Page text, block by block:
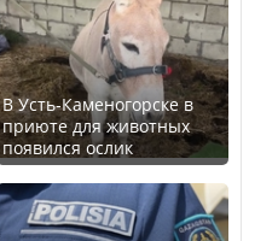
делу об убийстве Игоря
Талькова
В России введены
дополнительные
ограничения для
казахстанских прав
В Усть-Каменогорске в
приюте для животных
появился ослик